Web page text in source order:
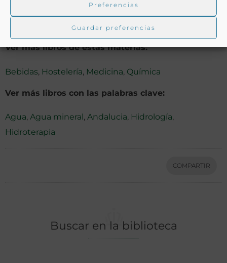
Preferencias
Guardar preferencias
Ver más libros de estas materias:
Bebidas, Hostelería, Medicina, Química
Ver más libros con las palabras clave:
Agua, Agua mineral, Andalucia, Hidrología,
Hidroterapia
COMPARTIR
Buscar en la biblioteca